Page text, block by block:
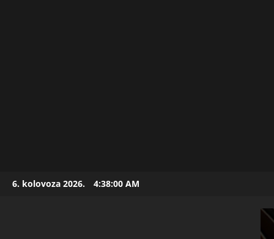
Skip6. kolovoza 2026. 4:38:01 AM